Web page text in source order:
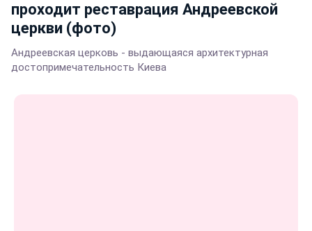
проходит реставрация Андреевской
церкви (фото)
Андреевская церковь - выдающаяся архитектурная
достопримечательность Киева